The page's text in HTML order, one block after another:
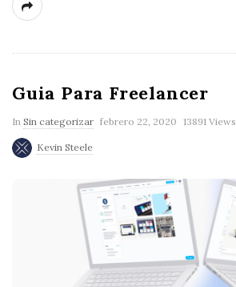
Guia Para Freelancer
In Sin categorizar febrero 22, 2020 13891 Views
Kevin Steele